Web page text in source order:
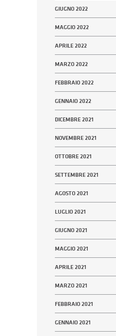
GIUGNO 2022
MAGGIO 2022
APRILE 2022
MARZO 2022
FEBBRAIO 2022
GENNAIO 2022
DICEMBRE 2021
NOVEMBRE 2021
OTTOBRE 2021
SETTEMBRE 2021
AGOSTO 2021
LUGLIO 2021
GIUGNO 2021
MAGGIO 2021
APRILE 2021
MARZO 2021
FEBBRAIO 2021
GENNAIO 2021